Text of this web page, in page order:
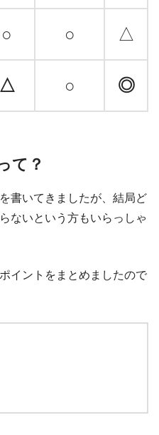
○ ○ △
△ ○ ◎
て？
書いてきましたが、結局ど
ないという方もいらっしゃ
イントをまとめましたので